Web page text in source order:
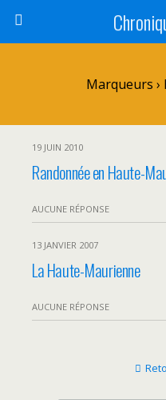
Marqueurs
19 JUIN 2010
Randonnée en Haute-
AUCUNE RÉPONSE
13 JANVIER 2007
La Haute-Maurienne
AUCUNE RÉPONSE